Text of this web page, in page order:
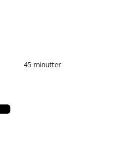
45 minutter